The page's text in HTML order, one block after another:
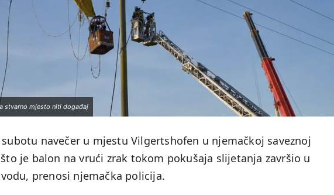
stvarno mjesto niti događaj
navečer u mjestu Vilgertshofen u njemačkoj saveznoj
je balon na vrući zrak tokom pokušaja slijetanja završio u
prenosi njemačka policija.